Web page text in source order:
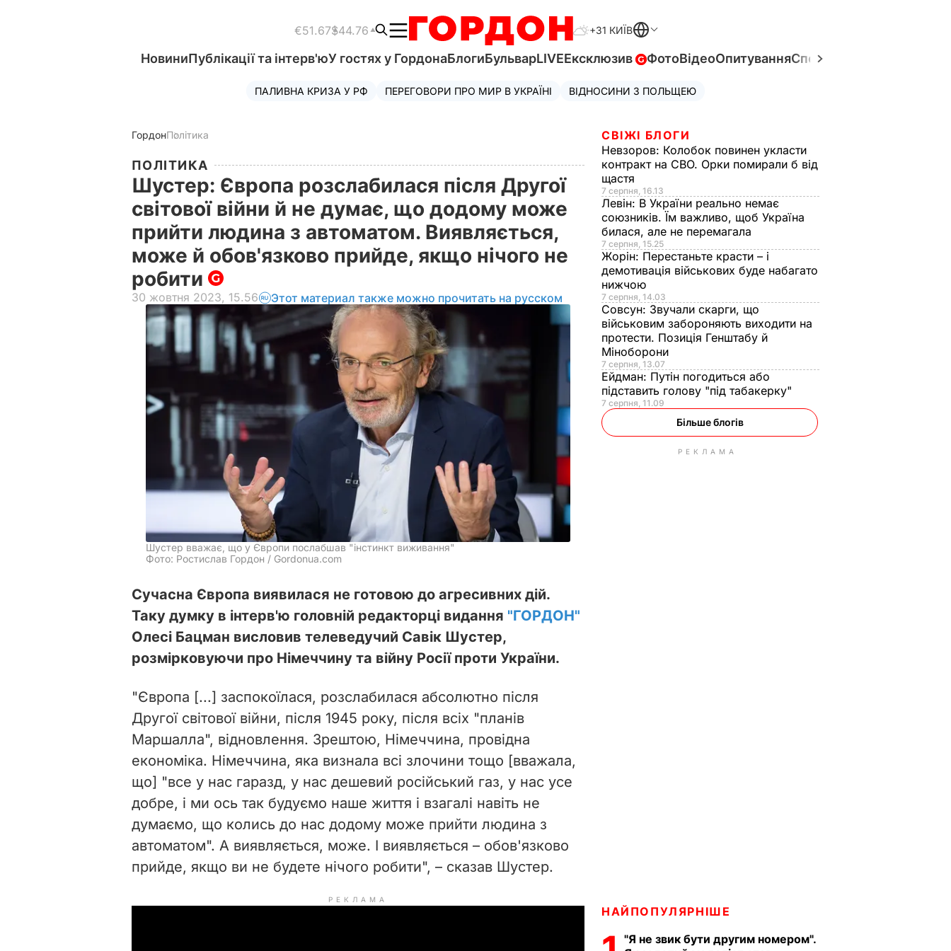
€51.67$44.76 +31 КИЇВ
НовиниПублікації та інтерв'юУ гостях у ГордонаБлогиБульварLIVEЕксклюзив ФотоВідеоОпитуванняСпецпроєкти
ПАЛИВНА КРИЗА У РФ ПЕРЕГОВОРИ ПРО МИР В УКРАЇНІ ВІДНОСИНИ З ПОЛЬЩЕЮ
ГордонПолітика
ПОЛІТИКА
Шустер: Європа розслабилася після Другої
світової війни й не думає, що додому може
прийти людина з автоматом. Виявляється,
може й обов'язково прийде, якщо нічого не
робити
30 жовтня 2023, 15.56 Этот материал также можно прочитать на русском
Шустер вважає, що у Європи послабшав "інстинкт виживання"
Фото: Ростислав Гордон / Gordonua.com
Сучасна Європа виявилася не готовою до агресивних дій.
Таку думку в інтерв'ю головній редакторці видання "ГОРДОН"
Олесі Бацман висловив телеведучий Савік Шустер,
розмірковуючи про Німеччину та війну Росії проти України.
"Європа [...] заспокоїлася, розслабилася абсолютно після
Другої світової війни, після 1945 року, після всіх "планів
Маршалла", відновлення. Зрештою, Німеччина, провідна
економіка. Німеччина, яка визнала всі злочини тощо [вважала,
що] "все у нас гаразд, у нас дешевий російський газ, у нас усе
добре, і ми ось так будуємо наше життя і взагалі навіть не
думаємо, що колись до нас додому може прийти людина з
автоматом". А виявляється, може. І виявляється – обов'язково
прийде, якщо ви не будете нічого робити", – сказав Шустер.
РЕКЛАМА
СВІЖІ БЛОГИ
Невзоров: Колобок повинен укласти
контракт на СВО. Орки помирали б від
щастя
7 серпня, 16.13
Левін: В України реально немає
союзників. Їм важливо, щоб Україна
билася, але не перемагала
7 серпня, 15.25
Жорін: Перестаньте красти – і
демотивація військових буде набагато
нижчою
7 серпня, 14.03
Совсун: Звучали скарги, що
військовим забороняють виходити на
протести. Позиція Генштабу й
Міноборони
7 серпня, 13.07
Ейдман: Путін погодиться або
підставить голову "під табакерку"
7 серпня, 11.09
Більше блогів
РЕКЛАМА
НАЙПОПУЛЯРНІШЕ
"Я не звик бути другим номером".